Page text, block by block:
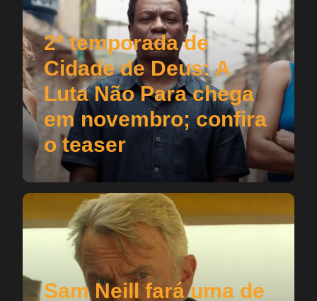
2ª temporada de
Cidade de Deus: A
Luta Não Para chega
em novembro; confira
o teaser
Sam Neill fará uma de